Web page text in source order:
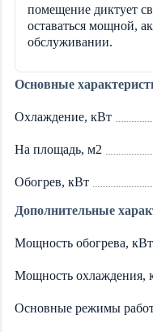
помещение диктует
оставаться мощной,
обслуживании.
Основные
Охлаждение, кВт
На площадь, м2
Обогрев, кВт
Дополнительные
Мощность обогрева, кВт
Мощность охлаждения,
Основные режимы